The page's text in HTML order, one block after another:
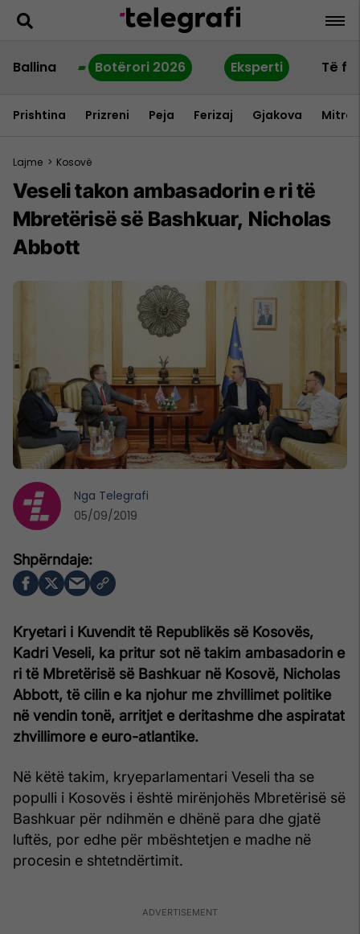
Ballina Botërori 2026 Eksperti Të
Prishtina Prizreni Peja Ferizaj Gjakova
Lajme > Kosovë
Veseli takon ambasadorin e ri të
Mbretërisë së Bashkuar, Nicholas
Abbott
Kryetari i Kuvendit të Republikës së Kosovës,
Kadri Veseli, ka pritur sot në takim ambasadorin e
ri të Mbretërisë së Bashkuar në Kosovë, Nicholas
Abbott, të cilin e ka njohur me zhvillimet politike
në vendin tonë, arritjet e deritashme dhe aspiratat
zhvillimore e euro-atlantike.
Në këtë takim, kryeparlamentari Veseli tha se
populli i Kosovës i është mirënjohës Mbretërisë së
Bashkuar për ndihmën e dhënë para dhe gjatë
luftës, por edhe për mbështetjen e madhe në
procesin e shtetndërtimit.
Nga Telegrafi
05/09/2019